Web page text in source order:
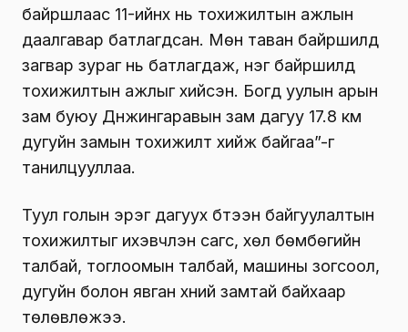
байршлаас 11-ийнх нь тохижилтын ажлын
даалгавар батлагдсан. Мөн таван байршилд
загвар зураг нь батлагдаж, нэг байршилд
тохижилтын ажлыг хийсэн. Богд уулын арын
зам буюу Дүнжингаравын зам дагуу 17.8 км
дугуйн замын тохижилт хийж байгаа”-г
танилцууллаа.
Туул голын эрэг дагуух бүтээн байгуулалтын
тохижилтыг ихэвчлэн сагс, хөл бөмбөгийн
талбай, тоглоомын талбай, машины зогсоол,
дугуйн болон явган хүний замтай байхаар
төлөвлөжээ.